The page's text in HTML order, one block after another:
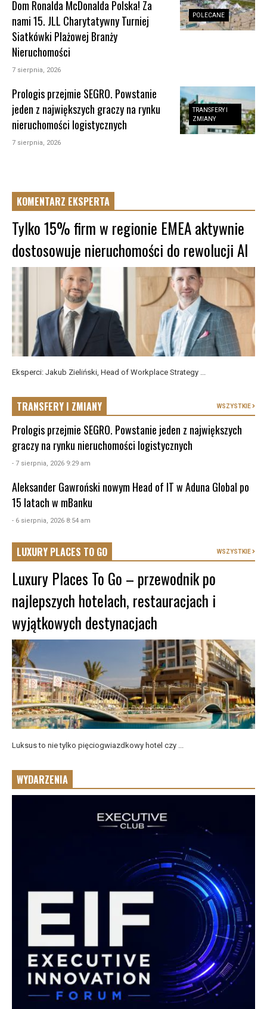
POLECANE
Dom Ronalda McDonalda Polska! Za
nami 15. JLL Charytatywny Turniej
Siatkówki Plażowej Branży
Nieruchomości
7 sierpnia, 2026
TRANSFERY I
ZMIANY
Prologis przejmie SEGRO. Powstanie
jeden z największych graczy na rynku
nieruchomości logistycznych
7 sierpnia, 2026
KOMENTARZ EKSPERTA
Tylko 15% firm w regionie EMEA aktywnie
dostosowuje nieruchomości do rewolucji AI
Eksperci: Jakub Zieliński, Head of Workplace Strategy ...
TRANSFERY I ZMIANY WSZYSTKIE
Prologis przejmie SEGRO. Powstanie jeden z największych
graczy na rynku nieruchomości logistycznych
- 7 sierpnia, 2026 9:29 am
Aleksander Gawroński nowym Head of IT w Aduna Global po
15 latach w mBanku
- 6 sierpnia, 2026 8:54 am
LUXURY PLACES TO GO WSZYSTKIE
Luxury Places To Go – przewodnik po
najlepszych hotelach, restauracjach i
wyjątkowych destynacjach
Luksus to nie tylko pięciogwiazdkowy hotel czy ...
WYDARZENIA